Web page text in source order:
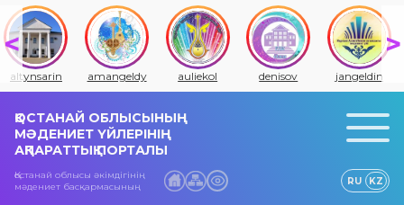
altynsarin amangeldy auliekol denisov jangeldin
ҚОСТАНАЙ ОБЛЫСЫНЫҢ
МӘДЕНИЕТ ҮЙЛЕРІНІҢ
АҚПАРАТТЫҚ ПОРТАЛЫ
Қостанай облысы әкімдігінің
мәдениет басқармасының
RU KZ